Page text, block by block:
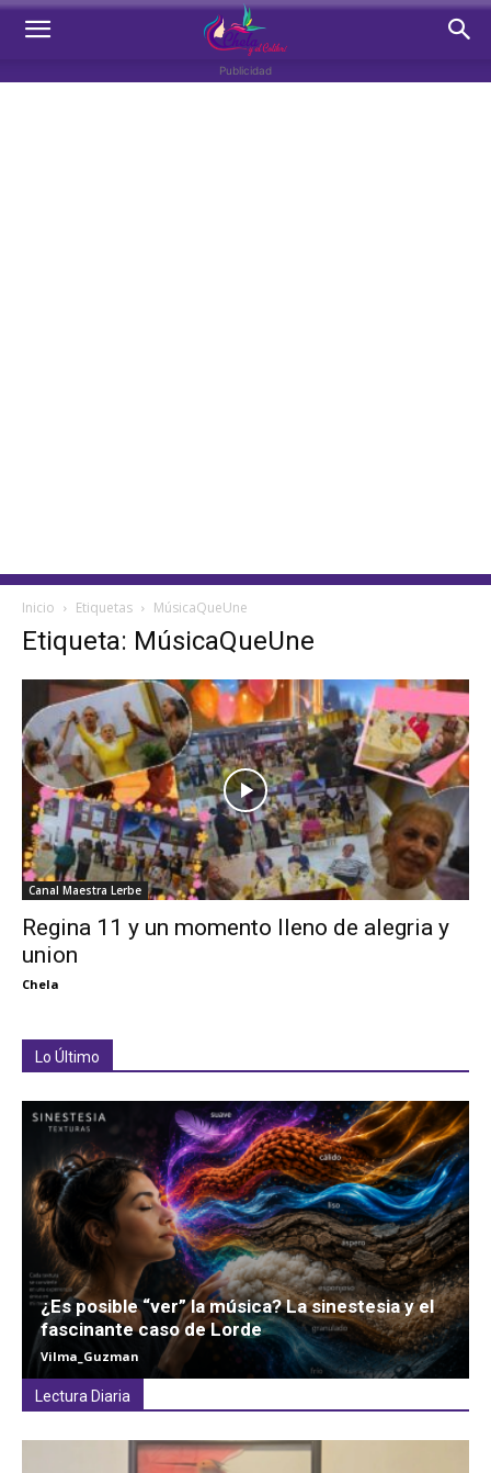
Publicidad
Inicio Etiquetas MúsicaQueUne
Etiqueta: MúsicaQueUne
Canal Maestra Lerbe
Regina 11 y un momento lleno de alegria y
union
Chela
Lo Último
¿Es posible “ver” la música? La sinestesia y el
fascinante caso de Lorde
Vilma_Guzman
Lectura Diaria